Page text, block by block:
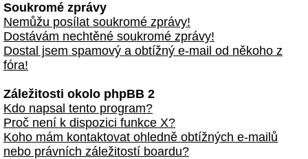
Soukromé zprávy
Nemůžu posílat soukromé zprávy!
Dostávám nechtěné soukromé zprávy!
Dostal jsem spamový a obtížný e-mail od někoho z
fóra!
Záležitosti okolo phpBB 2
Kdo napsal tento program?
Proč není k dispozici funkce X?
Koho mám kontaktovat ohledně obtížných e-mailů
nebo právních záležitostí boardu?